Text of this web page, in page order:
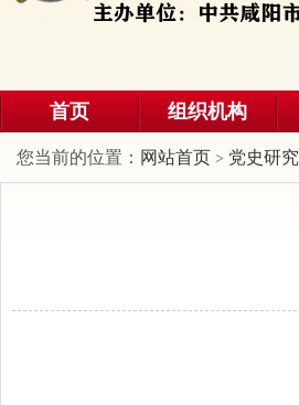
首页 组织机构
您当前的位置： 网站首页 > 党史研究